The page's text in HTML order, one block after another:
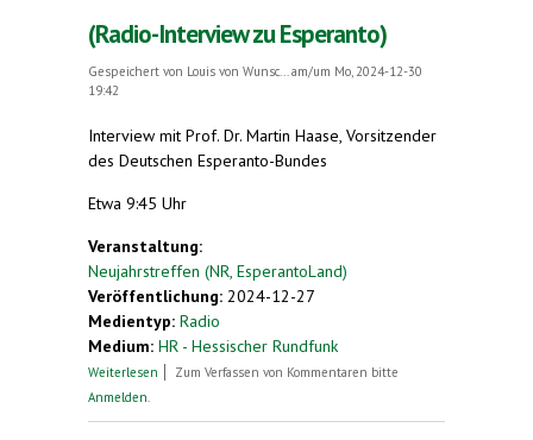
(Radio-Interview zu Esperanto)
Gespeichert von Louis von Wunsc...
am/um Mo, 2024-12-30
19:42
Interview mit Prof. Dr. Martin Haase, Vorsitzender
des Deutschen Esperanto-Bundes
Etwa 9:45 Uhr
Veranstaltung:
Neujahrstreffen (NR, EsperantoLand)
Veröffentlichung: 2024-12-27
Medientyp: Radio
Medium: HR - Hessischer Rundfunk
Weiterlesen über (Radio-Interview zu Esperanto)
Zum Verfassen von Kommentaren bitte
Anmelden